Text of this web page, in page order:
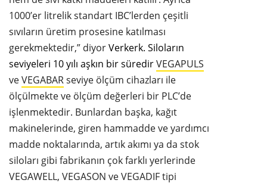
1000’er litrelik standart IBC’lerden çeşitli
sıvıların üretim prosesine katılması
gerekmektedir,” diyorVerkerk. Siloların
seviyeleri 10 yılı aşkın bir süredirVEGAPULS
veVEGABARseviye ölçüm cihazları ile
ölçülmekte ve ölçüm değerleri bir PLC’de
işlenmektedir. Bunlardan başka, kağıt
makinelerinde, giren hammadde ve yardımcı
madde noktalarında, artık akımı ya da stok
siloları gibi fabrikanın çok farklı yerlerinde
VEGAWELL, VEGASON ve VEGADIF tipi